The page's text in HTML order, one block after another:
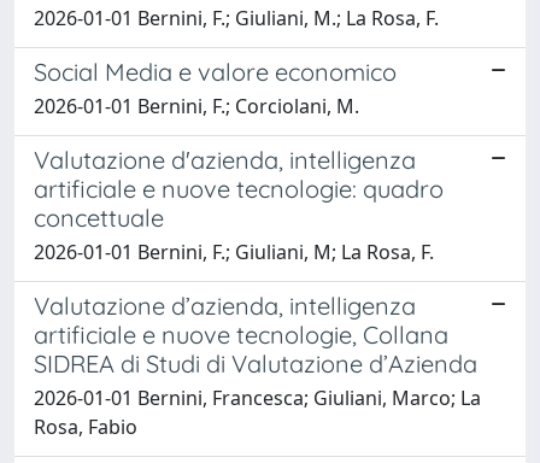
2026-01-01 Bernini, F.; Giuliani, M.; La Rosa, F.
Social Media e valore economico
2026-01-01 Bernini, F.; Corciolani, M.
Valutazione d'azienda, intelligenza
artificiale e nuove tecnologie: quadro
concettuale
2026-01-01 Bernini, F.; Giuliani, M; La Rosa, F.
Valutazione d’azienda, intelligenza
artificiale e nuove tecnologie, Collana
SIDREA di Studi di Valutazione d’Azienda
2026-01-01 Bernini, Francesca; Giuliani, Marco; La
Rosa, Fabio